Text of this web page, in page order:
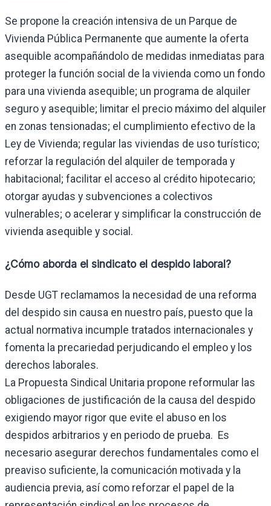
Se propone la creación intensiva de un Parque de
Vivienda Pública Permanente que aumente la oferta
asequible acompañándolo de medidas inmediatas para
proteger la función social de la vivienda como un fondo
para una vivienda asequible; un programa de alquiler
seguro y asequible; limitar el precio máximo del alquiler
en zonas tensionadas; el cumplimiento efectivo de la
Ley de Vivienda; regular las viviendas de uso turístico;
reforzar la regulación del alquiler de temporada y
habitacional; facilitar el acceso al crédito hipotecario;
otorgar ayudas y subvenciones a colectivos
vulnerables; o acelerar y simplificar la construcción de
vivienda asequible y social.
¿Cómo aborda el sindicato el despido laboral?
Desde UGT reclamamos la necesidad de una reforma
del despido sin causa en nuestro país, puesto que la
actual normativa incumple tratados internacionales y
fomenta la precariedad perjudicando el empleo y los
derechos laborales.
La Propuesta Sindical Unitaria propone reformular las
obligaciones de justificación de la causa del despido
exigiendo mayor rigor que evite el abuso en los
despidos arbitrarios y en periodo de prueba. Es
necesario asegurar derechos fundamentales como el
preaviso suficiente, la comunicación motivada y la
audiencia previa, así como reforzar el papel de la